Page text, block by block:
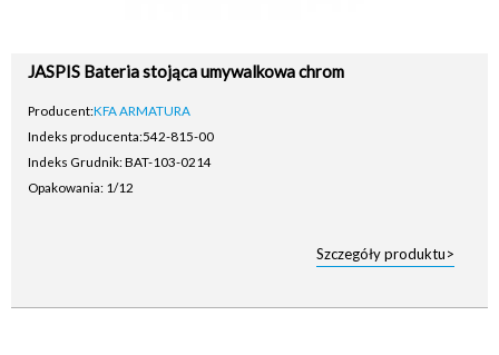
JASPIS Bateria stojąca umywalkowa chrom
Producent:KFA ARMATURA
Indeks producenta:542-815-00
Indeks Grudnik: BAT-103-0214
Opakowania: 1/12
Szczegóły produktu>